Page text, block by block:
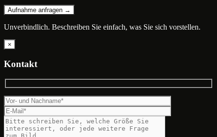
Aufnahme anfragen →
Unverbindlich. Beschreiben Sie einfach, was Sie sich vorstellen.
×
Kontakt